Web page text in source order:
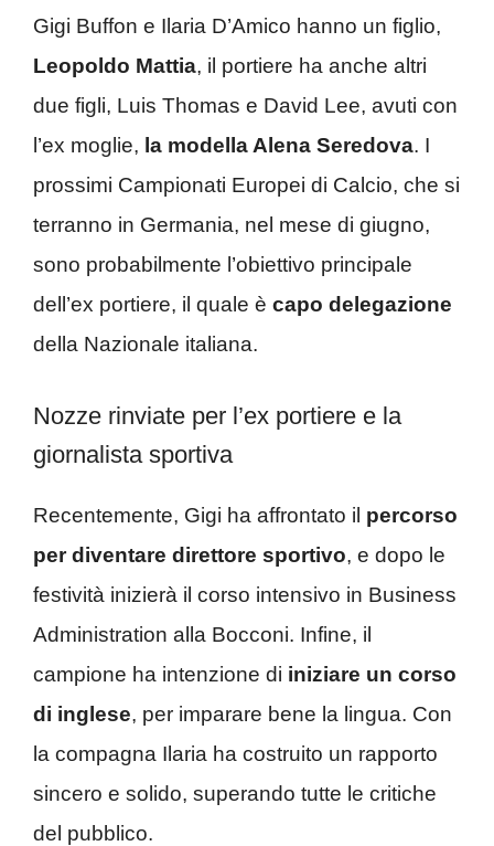
Gigi Buffon e Ilaria D’Amico hanno un figlio,
Leopoldo Mattia, il portiere ha anche altri
due figli, Luis Thomas e David Lee, avuti con
l’ex moglie, la modella Alena Seredova. I
prossimi Campionati Europei di Calcio, che si
terranno in Germania, nel mese di giugno,
sono probabilmente l’obiettivo principale
dell’ex portiere, il quale è capo delegazione
della Nazionale italiana.
Nozze rinviate per l’ex portiere e la
giornalista sportiva
Recentemente, Gigi ha affrontato il percorso
per diventare direttore sportivo, e dopo le
festività inizierà il corso intensivo in Business
Administration alla Bocconi. Infine, il
campione ha intenzione di iniziare un corso
di inglese, per imparare bene la lingua. Con
la compagna Ilaria ha costruito un rapporto
sincero e solido, superando tutte le critiche
del pubblico.